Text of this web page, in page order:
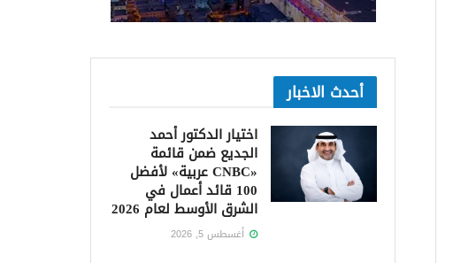
أحدث الاخبار
اختيار الدكتور أحمد
الجديع ضمن قائمة
«CNBC عربية» لأفضل
100 قائد أعمال في
الشرق الأوسط لعام 2026
أغسطس 5, 2026